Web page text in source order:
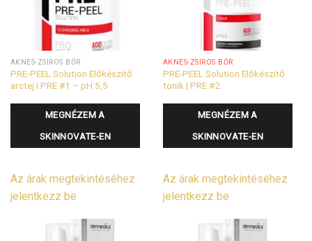
AKNÉS-ZSÍROS BŐR
PRE-PEEL Solution Előkészítő
arctej I PRE #1 – pH 5,5
MEGNÉZEM A
SKINNOVATE-EN
Az árak megtekintéséhez
jelentkezz be
AKNÉS-ZSÍROS BŐR
PRE-PEEL Solution Előkészítő
tonik | PRE #2
MEGNÉZEM A
SKINNOVATE-EN
Az árak megtekintéséhez
jelentkezz be